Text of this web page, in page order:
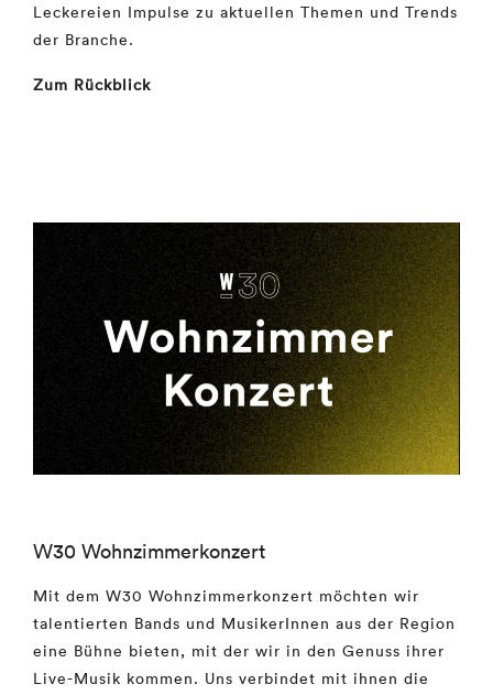
Leckereien Impulse zu aktuellen Themen und Trends
der Branche.
Zum Rückblick
W30 Wohnzimmerkonzert
Mit dem W30 Wohnzimmerkonzert möchten wir
talentierten Bands und MusikerInnen aus der Region
eine Bühne bieten, mit der wir in den Genuss ihrer
Live-Musik kommen. Uns verbindet mit ihnen die